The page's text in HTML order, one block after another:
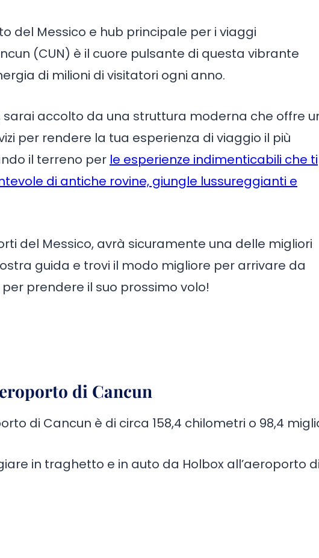
del Messico e hub principale per i viaggi
(CUN) è il cuore pulsante di questa vibrante
di milioni di visitatori ogni anno.
accolto da una struttura moderna che offre
per rendere la tua esperienza di viaggio il più
il terreno per le esperienze indimenticabili che ti
di antiche rovine, giungle lussureggianti e
del Messico, avrà sicuramente una delle migliori
guida e trovi il modo migliore per arrivare da
prendere il suo prossimo volo!
di Cancun
di Cancun è di circa 158,4 chilometri o 98,4
in traghetto e in auto da Holbox all’aeroporto